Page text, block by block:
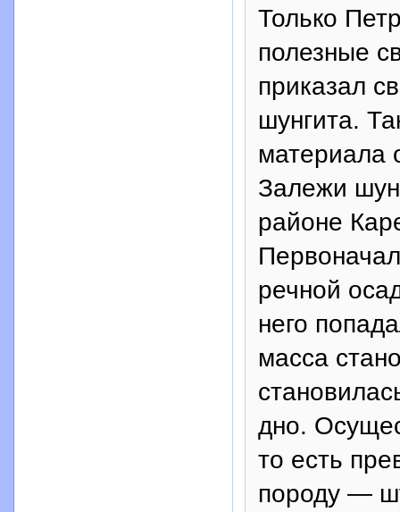
Только
полезные
приказал
шунгита.
материала
Залежи
районе
речной
него
масса
дно.
то есть
породу —